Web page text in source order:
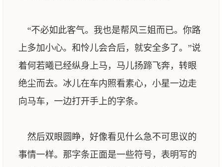
“不必如此客气。我也是帮风三姐而已。你路
上多加小心。和怜儿会合后，就安全多了。”说
着何若曦已经纵身上马，马儿扬蹄飞奔，转眼
绝尘而去。冰儿在车内照看素心，小星一边走
向马车，一边打开手上的字条。
然后双眼圆睁，好像看见什么急不可思议的
事情一样。那字条正面是一些符号，表明写的